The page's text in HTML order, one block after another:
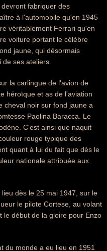
fabriquer des
à l'automobile qu'en 1945
véritablement Ferrari qu'en
voiture portant le célèbre
jaune, qui désormais
ses ateliers.
la carlingue de l'avion de
héroïque et as de l'aviation
cheval noir sur fond jaune a
Paolina Baracca. Le
C'est ainsi que naquit
rouge typique des
quant à lui du fait que dès le
nationale attribuée aux
dès le 25 mai 1947, sur le
le pilote Cortese, au volant
le début de la gloire pour Enzo
du monde a eu lieu en 1951